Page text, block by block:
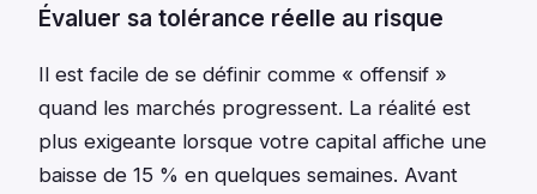
Évaluer sa tolérance réelle au risque
Il est facile de se définir comme « offensif »
quand les marchés progressent. La réalité est
plus exigeante lorsque votre capital affiche une
baisse de 15 % en quelques semaines. Avant